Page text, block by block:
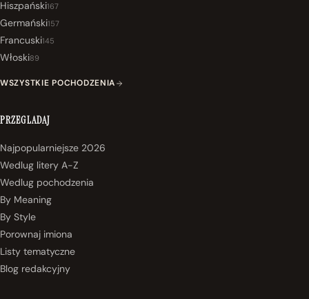
Hiszpański167
Germański157
Francuski145
Włoski89
WSZYSTKIE POCHODZENIA
PRZEGLADAJ
Najpopularniejsze 2026
Wedlug litery A-Z
Wedlug pochodzenia
By Meaning
By Style
Porownaj imiona
Listy tematyczne
Blog redakcyjny